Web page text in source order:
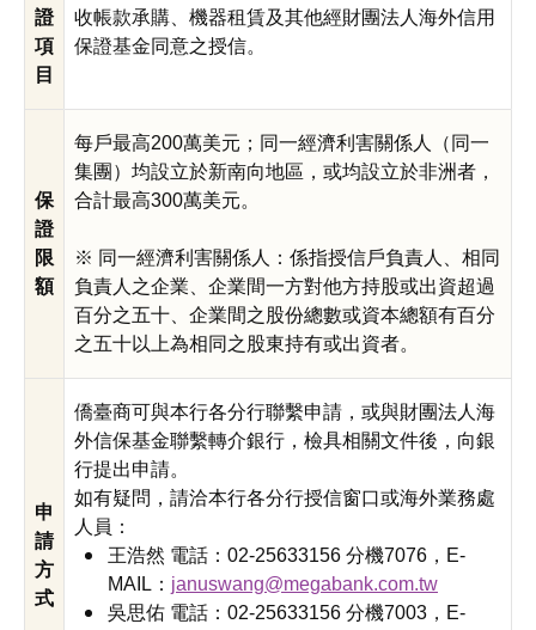
證
項
目
收帳款承購、機器租賃及其他經財團法人海外信用
保證基金同意之授信。
保
證
限
額
每戶最高200萬美元；同一經濟利害關係人（同一
集團）均設立於新南向地區，或均設立於非洲者，
合計最高300萬美元。
※ 同一經濟利害關係人：係指授信戶負責人、相同
負責人之企業、企業間一方對他方持股或出資超過
百分之五十、企業間之股份總數或資本總額有百分
之五十以上為相同之股東持有或出資者。
申
請
方
式
僑臺商可與本行各分行聯繫申請，或與財團法人海
外信保基金聯繫轉介銀行，檢具相關文件後，向銀
行提出申請。
如有疑問，請洽本行各分行授信窗口或海外業務處
人員：
王浩然 電話：02-25633156 分機7076，E-
MAIL： januswang@megabank.com.tw
吳思佑 電話：02-25633156 分機7003，E-